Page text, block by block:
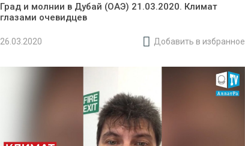
Град и молнии в Дубай (ОАЭ) 21.03.2020. Климат
глазами очевидцев
26.03.2020 Добавить в избранное